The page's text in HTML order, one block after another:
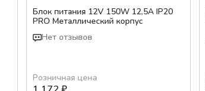
Блок питания 12V 150W 12,5A IP20
PRO Металлический корпус
Нет отзывов
Розничная цена